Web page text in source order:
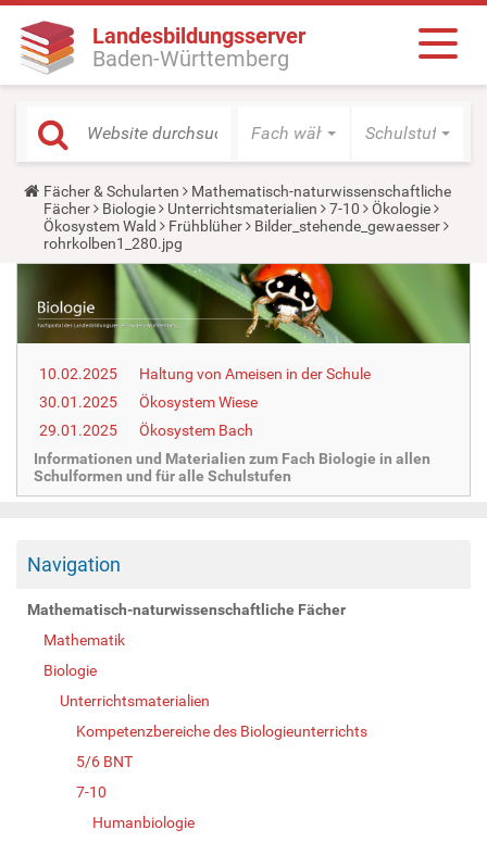
Landesbildungsserver
Baden-Württemberg
Fach wählen Schulstufe
Y
o
u
a
r
e
r
e
Fächer & Schularten
Mathematisch-naturwissenschaftliche
Fächer
Biologie Unterrichtsmaterialien 7-10
Ökologie
Ökosystem Wald
Frühblüher
Bilder_stehende_gewaesser
rohrkolben1_280.jpg
10.02.2025
Haltung von Ameisen in der Schule
30.01.2025
Ökosystem Wiese
29.01.2025
Ökosystem Bach
Informationen und Materialien zum Fach Biologie in allen
Schulformen und für alle Schulstufen
Navigation
Mathematisch-naturwissenschaftliche Fächer
Mathematik
Biologie
Unterrichtsmaterialien
Kompetenzbereiche des Biologieunterrichts
5/6 BNT
7-10
Humanbiologie